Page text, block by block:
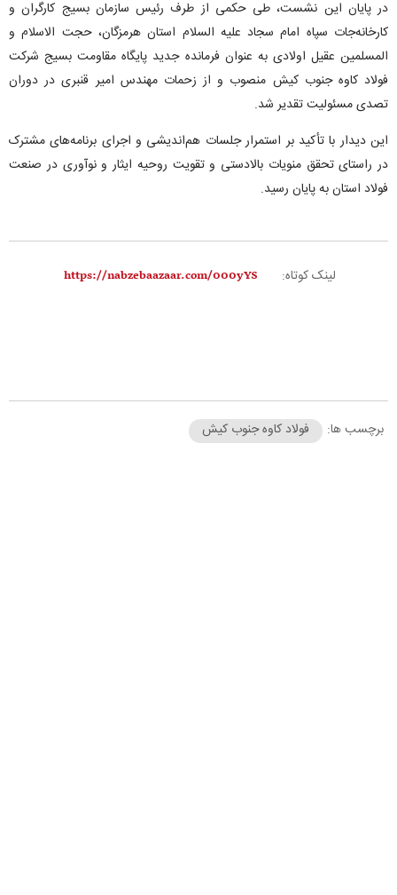
در پایان این نشست، طی حکمی از طرف رئیس سازمان بسیج کارگران و
کارخانه‌جات سپاه امام سجاد علیه السلام استان هرمزگان، حجت الاسلام و
المسلمین عقیل اولادی به عنوان فرمانده جدید پایگاه مقاومت بسیج شرکت
فولاد کاوه جنوب کیش منصوب و از زحمات مهندس امیر قنبری در دوران
تصدی مسئولیت تقدیر شد.
این دیدار با تأکید بر استمرار جلسات هم‌اندیشی و اجرای برنامه‌های مشترک
در راستای تحقق منویات بالادستی و تقویت روحیه ایثار و نوآوری در صنعت
فولاد استان به پایان رسید.
لینک کوتاه:
برچسب ها: فولاد کاوه جنوب کیش